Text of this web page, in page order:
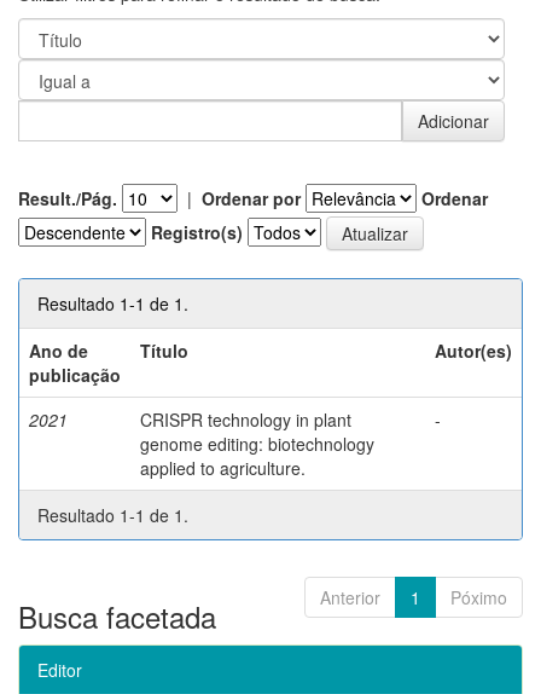
Result./Pág. | Ordenar por
Ordenar
Registro(s)
Resultado 1-1 de 1.
Ano de
publicação
Título Autor(es)
2021
CRISPR technology in plant
genome editing: biotechnology
applied to agriculture.
-
Resultado 1-1 de 1.
Anterior 1 Póximo
Busca facetada
Editor